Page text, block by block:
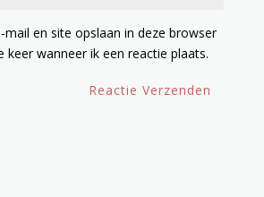
mail en site opslaan in deze browser
keer wanneer ik een reactie plaats.